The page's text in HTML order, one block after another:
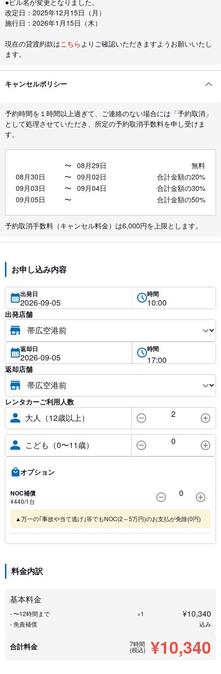
改定日：2025年12月15日（月）
施行日：2026年1月15日（木）
現在の貸渡約款はこちら よりご確認いただきますようお願いいたし
ます。
キャンセルポリシー
予約時間を１時間以上過ぎて、ご連絡のない場合には「予約取消」
として処理させていただき、所定の予約取消手数料を申し受けま
す。
〜 08月29日
無料
08月30日
〜 09月02日
合計金額の20%
09月03日
〜 09月04日
合計金額の30%
09月05日
〜 合計金額の50%
予約取消手数料（キャンセル料金）は6,000円を上限とします。
お申し込み内容
出発日 時間
出発店舗
返却日 時間
返却店舗
レンタカーご利用人数
大人（12歳以上） 2
こども（0〜11歳） 0
オプション
NOC補償
¥440/1台
0
▲万一の｢事故や当て逃げ｣等でもNOC(2～5万円)のお支払が免除(0円)
料金内訳
基本料金
- 〜12時間まで ×1 ¥10,340
- 免責補償 込み
合計料金 7時間
(税込) ¥10,340